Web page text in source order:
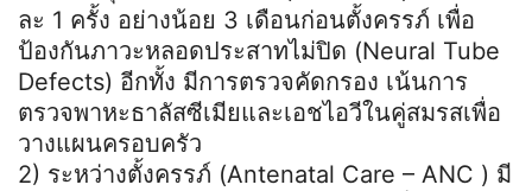
ละ 1 ครั้ง อย่างน้อย 3 เดือนก่อนตั้งครรภ์ เพื่อ
ป้องกันภาวะหลอดประสาทไม่ปิด (Neural Tube
Defects) อีกทั้ง มีการตรวจคัดกรอง เน้นการ
ตรวจพาหะธาลัสซีเมียและเอชไอวีในคู่สมรสเพื่อ
วางแผนครอบครัว
2) ระหว่างตั้งครรภ์ (Antenatal Care – ANC ) มี